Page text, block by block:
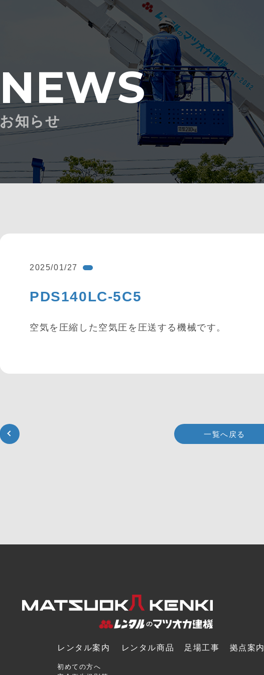
NEWS
お知らせ
2025/01/27
PDS140LC-5C5
空気を圧縮した空気圧を圧送する機械です。
一覧へ戻る
レンタル案内
初めての方へ
レンタル商品 足場工事 拠点案内